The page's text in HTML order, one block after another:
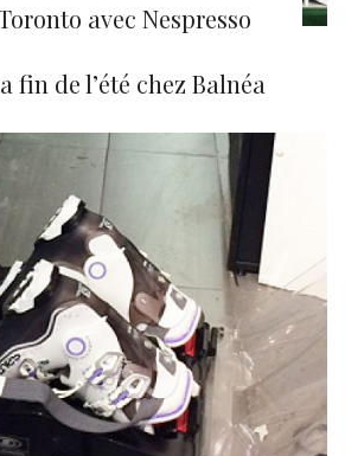
avec Nespresso
fin de l’été chez Balnéa